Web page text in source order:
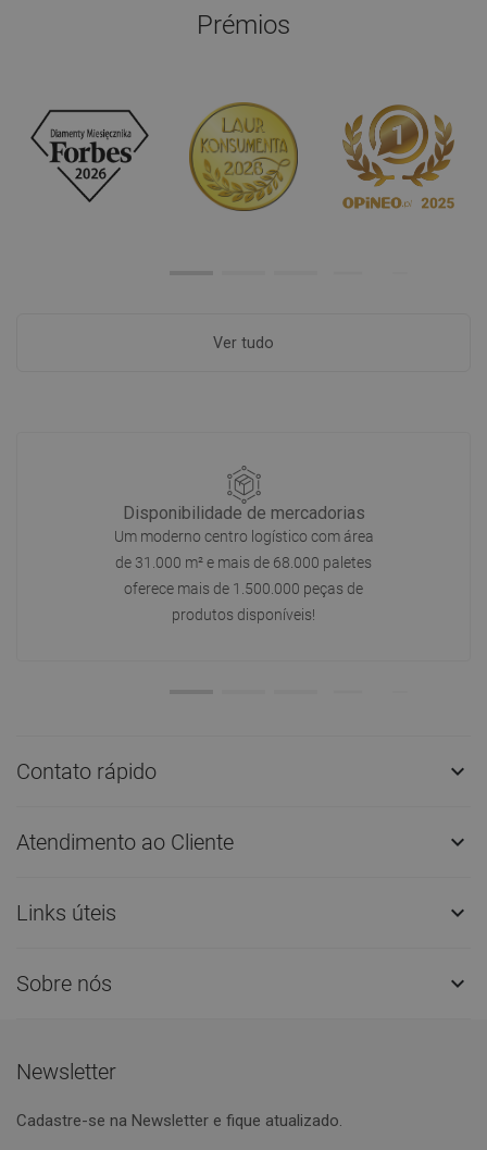
Prémios
Ver tudo
Disponibilidade de mercadorias
Um moderno centro logístico com área
de 31.000 m² e mais de 68.000 paletes
oferece mais de 1.500.000 peças de
produtos disponíveis!
Contato rápido 
Atendimento ao Cliente 
Links úteis 
Sobre nós 
Newsletter
Cadastre-se na Newsletter e fique atualizado.